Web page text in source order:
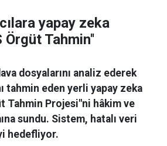
yapay zeka
Örgüt Tahmin''
dosyalarını analiz ederek
tahmin eden yerli yapay zeka
Tahmin Projesi"ni hâkim ve
sundu. Sistem, hatalı veri
hedefliyor.